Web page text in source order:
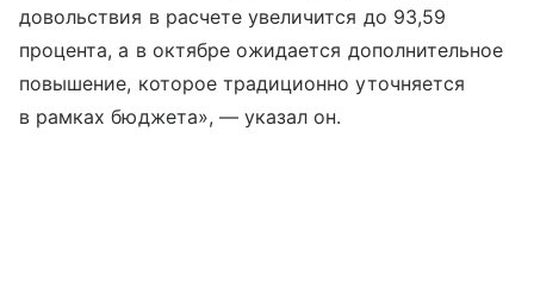
довольствия в расчете увеличится до 93,59
процента, а в октябре ожидается дополнительное
повышение, которое традиционно уточняется
в рамках бюджета», — указал он.